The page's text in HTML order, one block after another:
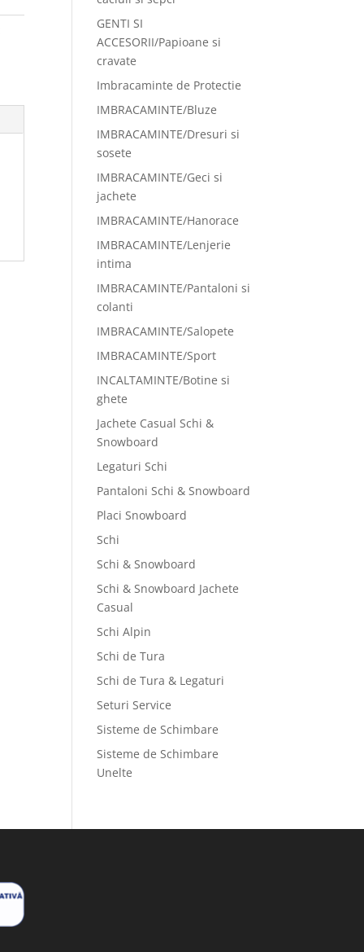
GENTI SI
ACCESORII/Papioane si
cravate
Imbracaminte de Protectie
IMBRACAMINTE/Bluze
IMBRACAMINTE/Dresuri si
sosete
IMBRACAMINTE/Geci si
jachete
IMBRACAMINTE/Hanorace
IMBRACAMINTE/Lenjerie
intima
IMBRACAMINTE/Pantaloni si
colanti
IMBRACAMINTE/Salopete
IMBRACAMINTE/Sport
INCALTAMINTE/Botine si
ghete
Jachete Casual Schi &
Snowboard
Legaturi Schi
Pantaloni Schi & Snowboard
Placi Snowboard
Schi
Schi & Snowboard
Schi & Snowboard Jachete
Casual
Schi Alpin
Schi de Tura
Schi de Tura & Legaturi
Seturi Service
Sisteme de Schimbare
Sisteme de Schimbare
Unelte